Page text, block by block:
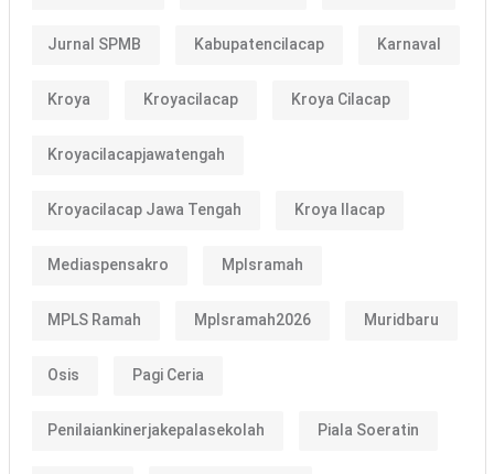
Jurnal SPMB Kabupatencilacap Karnaval
Kroya Kroyacilacap Kroya Cilacap
Kroyacilacapjawatengah
Kroyacilacap Jawa Tengah Kroya Ilacap
Mediaspensakro Mplsramah
MPLS Ramah Mplsramah2026 Muridbaru
Osis Pagi Ceria
Penilaiankinerjakepalasekolah Piala Soeratin